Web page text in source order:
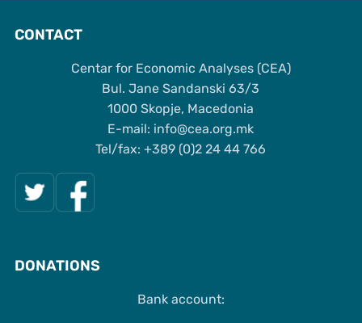
CONTACT
Centar for Economic Analyses (CEA)
Bul. Jane Sandanski 63/3
1000 Skopje, Macedonia
Е-mail: info@cea.org.mk
Tel/fax: +389 (0)2 24 44 766
DONATIONS
Bank account: